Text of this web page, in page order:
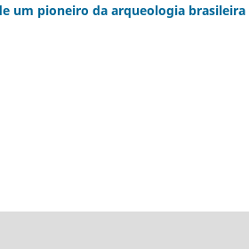
um pioneiro da arqueologia brasileira